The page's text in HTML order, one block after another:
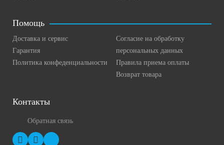
Помощь
Доставка и сервис
Гарантия
Политика конфеденциальности
Согласие на обработку
персональных данных
Правила приема оплаты
Возврат товара
Контакты
Обратная связь